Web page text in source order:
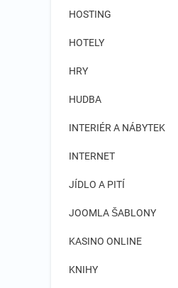
HOSTING
HOTELY
HRY
HUDBA
INTERIÉR A NÁBYTEK
INTERNET
JÍDLO A PITÍ
JOOMLA ŠABLONY
KASINO ONLINE
KNIHY